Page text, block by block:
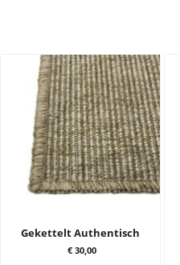
Gekettelt Authentisch
€ 30,00